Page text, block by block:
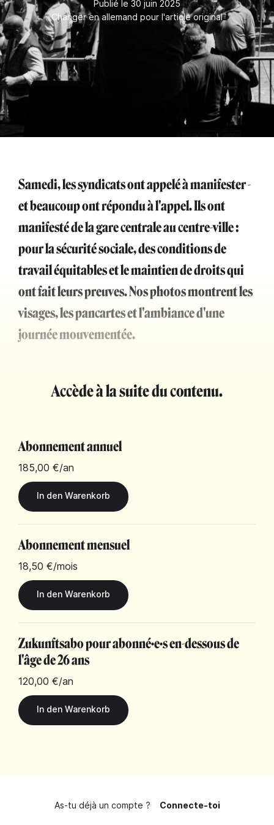
Publié le 30 juin 2025
Changer en allemand pour l'article original
Samedi, les syndicats ont appelé à manifester -
et beaucoup ont répondu à l'appel. Ils ont
manifesté de la gare centrale au centre-ville :
pour la sécurité sociale, des conditions de
travail équitables et le maintien de droits qui
ont fait leurs preuves. Nos photos montrent les
visages, les pancartes et l'ambiance d'une
journée mouvementée.
Accède à la suite du contenu.
Abonnement annuel
185,00 €/an
Abonnement mensuel
18,50 €/mois
Zukunftsabo pour abonné·e·s en-dessous de
l'âge de 26 ans
120,00 €/an
As-tu déjà un compte ? Connecte-toi